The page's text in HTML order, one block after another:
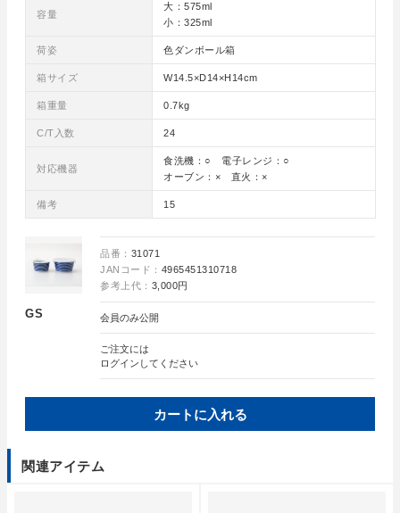
容量
大：575ml
小：325ml
荷姿 色ダンボール箱
箱サイズ W14.5×D14×H14cm
箱重量 0.7kg
C/T入数 24
対応機器
食洗機：○ 電子レンジ：○
オーブン：× 直火：×
備考 15
GS
品番： 31071
JANコード： 4965451310718
参考上代： 3,000円
会員のみ公開
ご注文には
ログイン してください
カートに入れる
関連アイテム